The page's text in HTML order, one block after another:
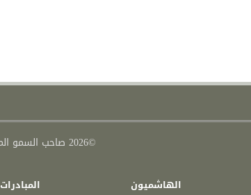
©2026 صاحب السمو الملكي الأمير الحسين بن عبد الله الثاني ولي العهد المعظم
الهاشميون المبادرات